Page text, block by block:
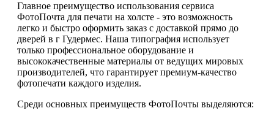
Главное преимущество использования сервиса
ФотоПочта для печати на холсте - это возможность
легко и быстро оформить заказ с доставкой прямо до
дверей в г Гудермес. Наша типография использует
только профессиональное оборудование и
высококачественные материалы от ведущих мировых
производителей, что гарантирует премиум-качество
фотопечати каждого изделия.
Среди основных преимуществ ФотоПочты выделяются: